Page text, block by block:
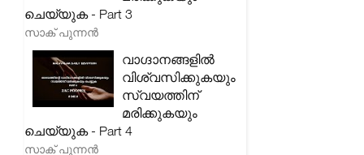
ചെയ്യുക - Part 3
സാക് പുന്നൻ
വാഗ്ദാനങ്ങളിൽ
വിശ്വസിക്കുകയും
സ്വയത്തിന്
മരിക്കുകയും
ചെയ്യുക - Part 4
സാക് പുന്നൻ